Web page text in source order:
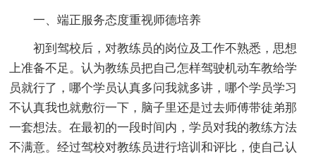
一、端正服务态度重视师德培养
初到驾校后，对教练员的岗位及工作不熟悉，思想
上准备不足。认为教练员把自己怎样驾驶机动车教给学
员就行了，哪个学员认真多问我就多讲，哪个学员学习
不认真我也就敷衍一下，脑子里还是过去师傅带徒弟那
一套想法。在最初的一段时间内，学员对我的教练方法
不满意。经过驾校对教练员进行培训和评比，使自己认